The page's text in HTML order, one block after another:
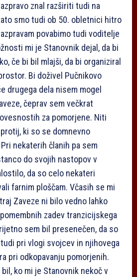
znal razširiti tudi na
smo tudi ob 50. obletnici hitro
povabimo tudi voditelje
mi je Stanovnik dejal, da bi
če bi bil mlajši, da bi organiziral
Bi doživel Pučnikovo
drugega dela nisem mogel
čeprav sem večkrat
za pomorjene. Niti
ki so se domnevno
nekaterih članih pa sem
do svojih nastopov v
da so celo nekateri
farnim ploščam. Včasih se mi
Zaveze ni bilo vedno lahko
zadev tranzicijskega
sem bil presenečen, da so
pri vlogi svojcev in njihovega
pri odkopavanju pomorjenih.
ko mi je Stanovnik nekoč v